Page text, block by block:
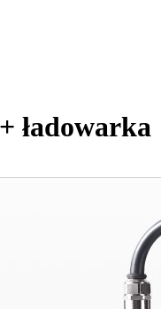
ładowarka